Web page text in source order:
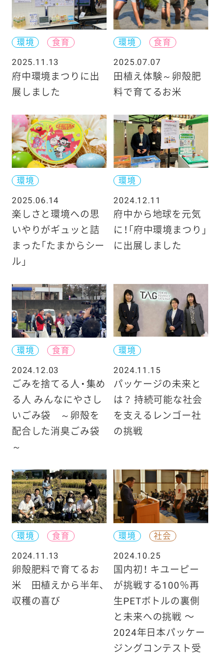
環境
食育
2025.11.13
府中環境まつりに出
展しました
環境
食育
2025.07.07
田植え体験～卵殻肥
料で育てるお米
環境
2025.06.14
楽しさと環境への思
いやりがギュッと詰
まった「たまからシー
ル」
環境
2024.12.11
府中から地球を元気
に！「府中環境まつり」
に出展しました
環境
食育
2024.12.03
ごみを捨てる人・集め
る人 みんなにやさし
いごみ袋 ～卵殻を
配合した消臭ごみ袋
～
環境
2024.11.15
パッケージの未来と
は？ 持続可能な社会
を支えるレンゴー社
の挑戦
環境
食育
2024.11.13
卵殻肥料で育てるお
米 田植えから半年、
収穫の喜び
環境
社会
2024.10.25
国内初！ キユーピー
が挑戦する100％再
生PETボトルの裏側
と未来への挑戦 〜
2024年日本パッケー
ジングコンテスト受